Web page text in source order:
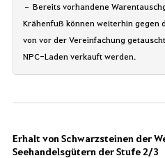
– Bereits vorhandene
Krähenfuß können weiterhin gegen
von vor der Vereinfachung
NPC-Laden verkauft werden.
Erhalt von Schwarzsteinen der
Seehandelsgütern der Stufe 2/3